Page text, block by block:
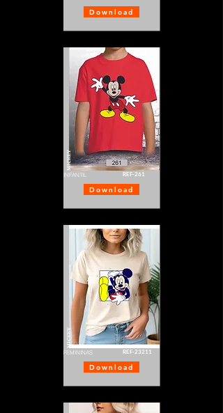
Download
MICKEY
INFANTIL REF-261
Download
MICKEY
FEMININAS REF-23211
Download